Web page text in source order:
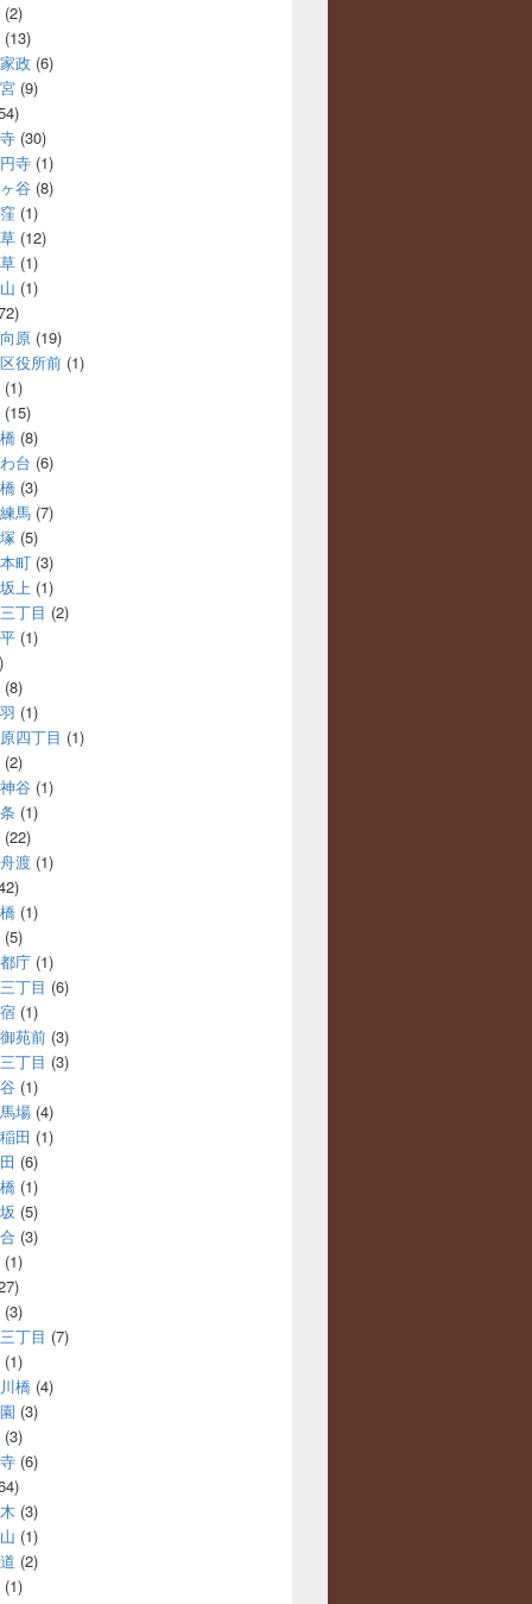
(2)
(13)
政 (6)
(9)
(30)
寺(1)
谷(8)
(1)
(12)
(1)
(1)
原(19)
役所前(1)
(1)
(15)
(8)
台 (6)
(3)
馬(7)
(5)
町(3)
上(1)
丁目 (2)
(1)
(8)
(1)
四丁目 (1)
(2)
谷(1)
(1)
(22)
渡(1)
(1)
(5)
庁(1)
丁目 (6)
(1)
苑前(3)
丁目 (3)
(1)
場(4)
田 (1)
(6)
(1)
(5)
(3)
(1)
(3)
丁目 (7)
(1)
橋(4)
(3)
(3)
(6)
(3)
(1)
(2)
(1)